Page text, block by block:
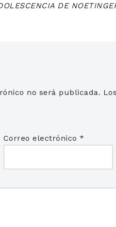
DE
no será publicada.
Correo electrónico*